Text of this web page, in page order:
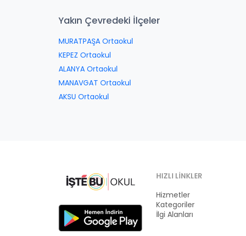
Yakın Çevredeki İlçeler
MURATPAŞA Ortaokul
KEPEZ Ortaokul
ALANYA Ortaokul
MANAVGAT Ortaokul
AKSU Ortaokul
HIZLI LINKLER
Hizmetler
Kategoriler
İlgi Alanları